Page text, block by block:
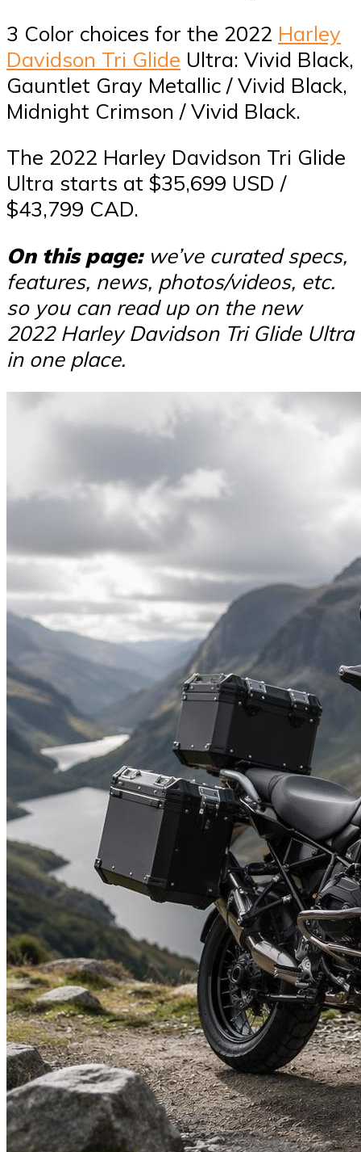
3 Color choices for the 2022 Harley
Davidson Tri Glide Ultra: Vivid Black,
Gauntlet Gray Metallic / Vivid Black,
Midnight Crimson / Vivid Black.
The 2022 Harley Davidson Tri Glide
Ultra starts at $35,699 USD /
$43,799 CAD.
On this page: we’ve curated specs,
features, news, photos/videos, etc.
so you can read up on the new
2022 Harley Davidson Tri Glide Ultra
in one place.